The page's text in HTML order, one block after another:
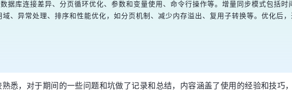
据库连接差异、分页循环优化、参数和变量使用、命令行操作等。增量同步模式包括时
、异常处理、排序和性能优化，如分页机制、减少内存溢出、复用子转换等。优化后
悉，对于期间的一些问题和坑做了记录和总结，内容涵盖了使用的经验和技巧